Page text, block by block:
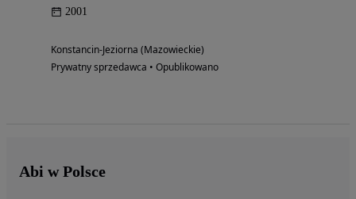
2001
Konstancin-Jeziorna (Mazowieckie)
Prywatny sprzedawca • Opublikowano
Abi w Polsce